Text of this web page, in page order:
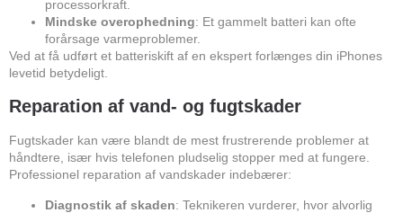
processorkraft.
Mindske overophedning: Et gammelt batteri kan ofte
forårsage varmeproblemer.
Ved at få udført et batteriskift af en ekspert forlænges din iPhones
levetid betydeligt.
Reparation af vand- og fugtskader
Fugtskader kan være blandt de mest frustrerende problemer at
håndtere, især hvis telefonen pludselig stopper med at fungere.
Professionel reparation af vandskader indebærer:
Diagnostik af skaden: Teknikeren vurderer, hvor alvorlig